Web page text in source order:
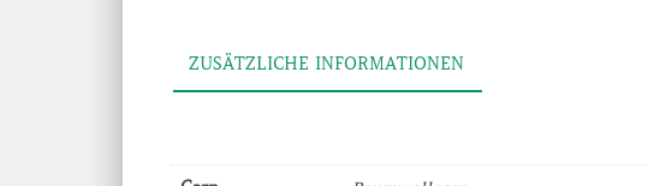
ZUSÄTZLICHE INFORMATIONEN